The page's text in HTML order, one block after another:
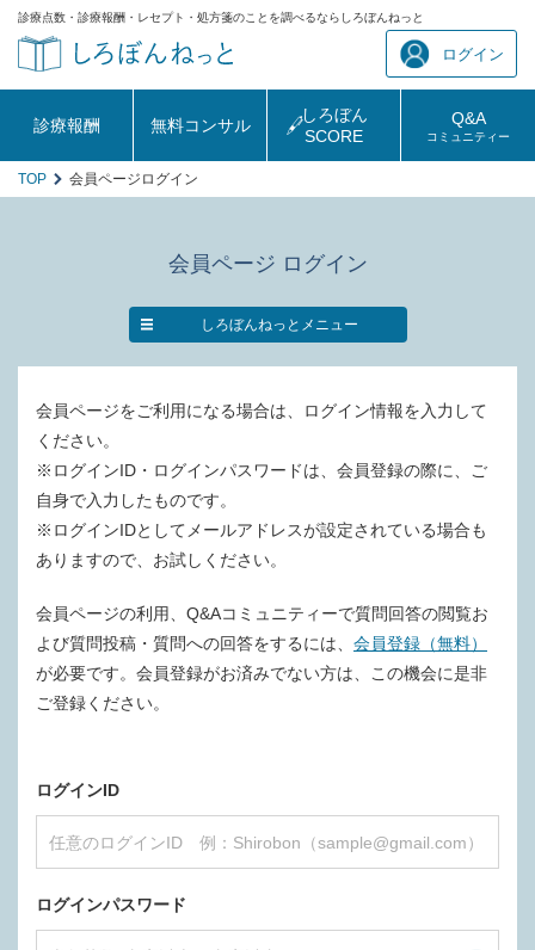
診療点数・診療報酬・レセプト・処方箋のことを調べるならしろぼんねっと
ログイン
診療報酬 無料コンサル
しろぼん
SCORE
Q&A
コミュニティー
TOP 会員ページログイン
会員ページ ログイン
しろぼんねっとメニュー
会員ページをご利用になる場合は、ログイン情報を入力して
ください。
※ログインID・ログインパスワードは、会員登録の際に、ご
自身で入力したものです。
※ログインIDとしてメールアドレスが設定されている場合も
ありますので、お試しください。
会員ページの利用、Q&Aコミュニティーで質問回答の閲覧お
よび質問投稿・質問への回答をするには、 会員登録（無料）
が必要です。会員登録がお済みでない方は、この機会に是非
ご登録ください。
ログインID
ログインパスワード